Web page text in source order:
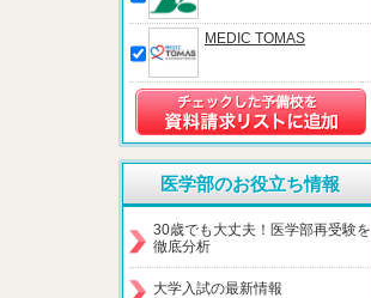
MEDIC TOMAS
医学部のお役立ち情報
30歳でも大丈夫！医学部再受験を
徹底分析
大学入試の最新情報